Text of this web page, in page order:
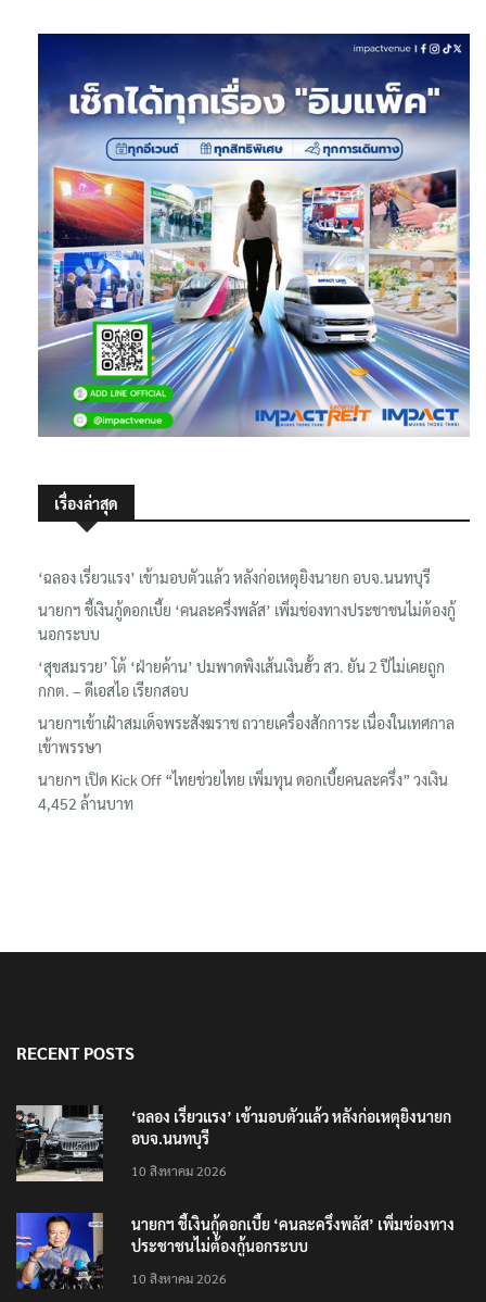
เรื่องล่าสุด
‘ฉลอง เรี่ยวแรง’ เข้ามอบตัวแล้ว หลังก่อเหตุยิงนายก อบจ.นนทบุรี
นายกฯ ชี้เงินกู้ดอกเบี้ย ‘คนละครึ่งพลัส’ เพิ่มช่องทางประชาชนไม่ต้องกู้
นอกระบบ
‘สุขสมรวย’ โต้ ‘ฝ่ายค้าน’ ปมพาดพิงเส้นเงินฮั้ว สว. ยัน 2 ปีไม่เคยถูก
กกต. – ดีเอสไอ เรียกสอบ
นายกฯเข้าเฝ้าสมเด็จพระสังฆราช ถวายเครื่องสักการะ เนื่องในเทศกาล
เข้าพรรษา
นายกฯ เปิด Kick Off “ไทยช่วยไทย เพิ่มทุน ดอกเบี้ยคนละครึ่ง” วงเงิน
4,452 ล้านบาท
RECENT POSTS
‘ฉลอง เรี่ยวแรง’ เข้ามอบตัวแล้ว หลังก่อเหตุยิงนายก
อบจ.นนทบุรี
10 สิงหาคม 2026
นายกฯ ชี้เงินกู้ดอกเบี้ย ‘คนละครึ่งพลัส’ เพิ่มช่องทาง
ประชาชนไม่ต้องกู้นอกระบบ
10 สิงหาคม 2026